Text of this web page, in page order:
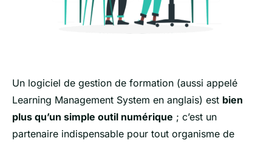
Un logiciel de gestion de formation (aussi appelé
Learning Management System en anglais) est bien
plus qu’un simple outil numérique ; c’est un
partenaire indispensable pour tout organisme de